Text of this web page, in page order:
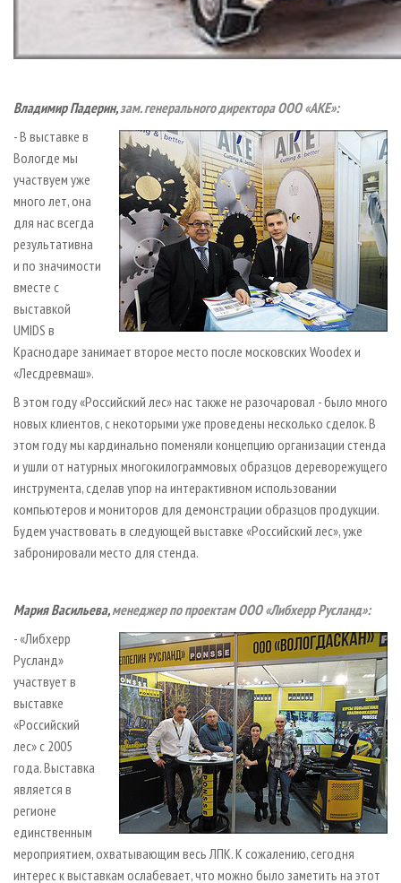
Владимир Падерин,зам. генерального директора ООО «АКЕ»:
- В выставке в
Вологде мы
участвуем уже
много лет, она
для нас всегда
результативна
и по значимости
вместе с
выставкой
UMIDS в
Краснодаре занимает второе место после московских Woodex и
«Лесдревмаш».
В этом году «Российский лес» нас также не разочаровал - было много
новых клиентов, с некоторыми уже проведены несколько сделок. В
этом году мы кардинально поменяли концепцию организации стенда
и ушли от натурных многокилограммовых образцов дереворежущего
инструмента, сделав упор на интерактивном использовании
компьютеров и мониторов для демонстрации образцов продукции.
Будем участвовать в следующей выставке «Российский лес», уже
забронировали место для стенда.
Мария Васильева,менеджер по проектам OOO «Либхерр Русланд»:
- «Либхерр
Русланд»
участвует в
выставке
«Российский
лес» с 2005
года. Выставка
является в
регионе
единственным
мероприятием, охватывающим весь ЛПК. К сожалению, сегодня
интерес к выставкам ослабевает, что можно было заметить на этот